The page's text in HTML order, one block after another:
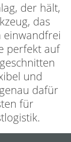
der hält,
das
einwandfrei
perfekt auf
und
dafür
für